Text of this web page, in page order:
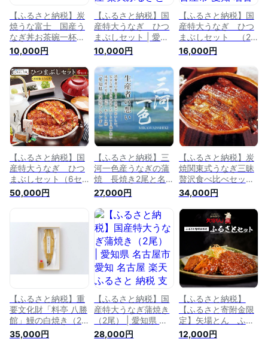
【ふるさと納税】炭
焼うな富士 国産う
なぎ丼お茶碗一杯分
| 愛知県 名古屋市 愛
知 名古屋 楽天ふる
さと 納税 支援品 返
礼品 支援 返礼 お礼
の品 お取り寄せグル
メ 取り寄せ グルメ
お取り寄せ うなぎ
国産 鰻 ウナギ 国産
鰻 国産うなぎ 魚介
魚介類 食品 美味し
い
10,000円
【ふるさと納税】国
産特大うなぎ ひつ
まぶしセット | 愛知
県 名古屋市 愛知 名
古屋 楽天ふるさと
納税 支援品 返礼品
支援 返礼 お礼の品
お取り寄せグルメ 取
り寄せ グルメ お取
り寄せ うなぎ 国産
鰻 ウナギ 国産鰻 国
産うなぎ ひつまぶし
魚介 魚介類 食品
10,000円
【ふるさと納税】国
産特大うなぎ ひつ
まぶしセット （2
セット） | 愛知県 名
古屋市 愛知 名古屋
楽天ふるさと 納税
支援品 返礼品 支援
返礼 お取り寄せグル
メ 取り寄せ グルメ
お取り寄せ うなぎ
国産 鰻 ウナギ 国産
鰻 国産うなぎ ひつ
まぶし 魚介 魚介類
16,000円
【ふるさと納税】国
産特大うなぎ ひつ
まぶしセット（6セ
ット） | 愛知県 名古
屋市 愛知 名古屋 楽
援品 返礼品 支援 返
礼 お取り寄せグルメ
取り寄せ グルメ お
取り寄せ うなぎ 国
産 鰻 ウナギ 国産鰻
国産うなぎ ひつまぶ
50,000円
【ふるさと納税】三
河一色産うなぎの蒲
焼 長焼き2尾と名
古屋名物ひつまぶし
詰め合わせ | 愛知県
名古屋市 愛知 名古
屋 楽天ふるさと 納
税 支援品 返礼品 返
礼 お取り寄せグルメ
取り寄せ グルメ お
取り寄せ うなぎ 鰻
ウナギ 蒲焼き ひつ
まぶし 魚介 魚介類
うなぎ蒲焼き
27,000円
【ふるさと納税】炭
焼関東式うなぎ三昧
贅沢食べ比べセット
| 愛知県 名古屋市 愛
知 名古屋 楽天ふる
さと 納税 支援品 返
礼品 支援 返礼 お礼
の品 お取り寄せグル
メ 取り寄せ グルメ
お取り寄せ うなぎ
鰻 ウナギ 魚介 魚介
類 食品 食べ比べ セ
ット 詰め合わせ
34,000円
【ふるさと納税】重
要文化財「料亭 八勝
館」鰻の白焼き（2
尾入） | 愛知県 名古
35,000円
【ふるさと納税】国
産特大うなぎ蒲焼き
（2尾） | 愛知県 名
古屋市 愛知 名古屋
28,000円
【ふるさと納税】
【ふるさと寄附金限
定】矢場とん ふる
さとセット | 愛知県
12,000円